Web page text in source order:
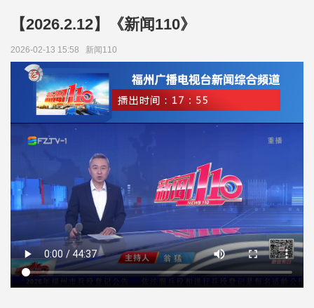
【2026.2.12】《新闻110》
2026-02-13 15:58 新闻110